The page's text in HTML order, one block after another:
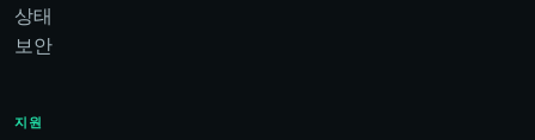
상태
보안
지원